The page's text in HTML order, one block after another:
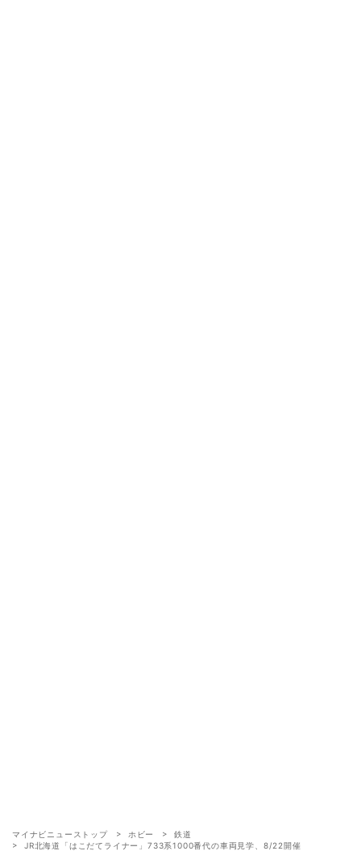
マイナビニューストップ ホビー
鉄道
JR北海道「はこだてライナー」733系1000番代の車両見学、8/22開催